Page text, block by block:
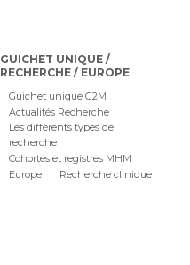
GUICHET UNIQUE /
RECHERCHE / EUROPE
Guichet unique G2M
Actualités Recherche
Les différents types de
recherche
Cohortes et registres MHM
Europe
Recherche clinique